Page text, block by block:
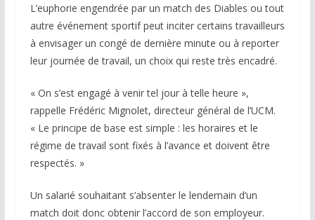
L’euphorie engendrée par un match des Diables ou tout
autre événement sportif peut inciter certains travailleurs
à envisager un congé de dernière minute ou à reporter
leur journée de travail, un choix qui reste très encadré.
« On s’est engagé à venir tel jour à telle heure »,
rappelle Frédéric Mignolet, directeur général de l’UCM.
« Le principe de base est simple : les horaires et le
régime de travail sont fixés à l’avance et doivent être
respectés. »
Un salarié souhaitant s’absenter le lendemain d’un
match doit donc obtenir l’accord de son employeur.